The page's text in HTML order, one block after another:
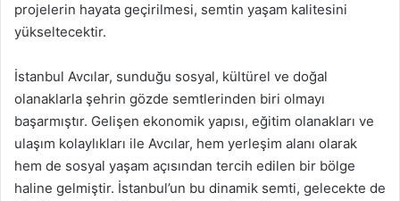
projelerin hayata geçirilmesi, semtin yaşam kalitesini
yükseltecektir.
İstanbul Avcılar, sunduğu sosyal, kültürel ve doğal
olanaklarla şehrin gözde semtlerinden biri olmayı
başarmıştır. Gelişen ekonomik yapısı, eğitim olanakları ve
ulaşım kolaylıkları ile Avcılar, hem yerleşim alanı olarak
hem de sosyal yaşam açısından tercih edilen bir bölge
haline gelmiştir. İstanbul’un bu dinamik semti, gelecekte de